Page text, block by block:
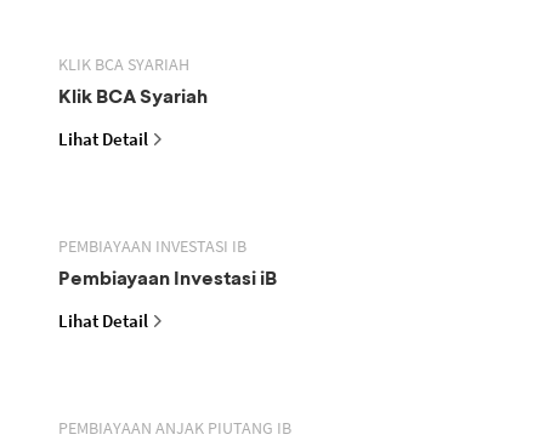
KLIK BCA SYARIAH
Klik BCA Syariah
Lihat Detail
PEMBIAYAAN INVESTASI IB
Pembiayaan Investasi iB
Lihat Detail
PEMBIAYAAN ANJAK PIUTANG IB